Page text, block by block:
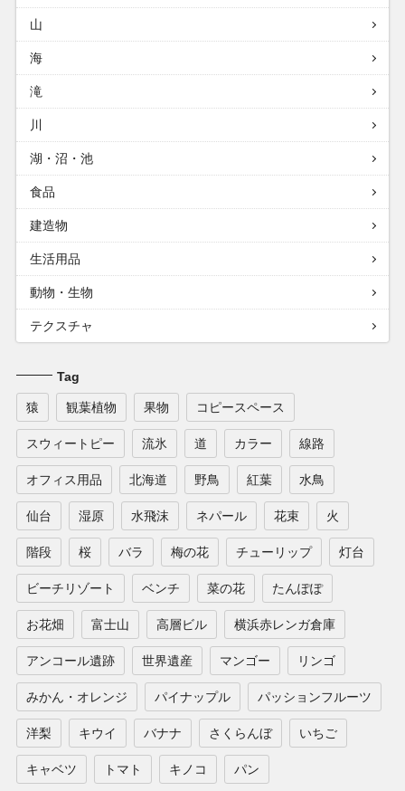
山
海
滝
川
湖・沼・池
食品
建造物
生活用品
動物・生物
テクスチャ
Tag
猿 観葉植物 果物 コピースペース
スウィートピー 流氷 道 カラー 線路
オフィス用品 北海道 野鳥 紅葉 水鳥
仙台 湿原 水飛沫 ネパール 花束 火
階段 桜 バラ 梅の花 チューリップ 灯台
ビーチリゾート ベンチ 菜の花 たんぽぽ
お花畑 富士山 高層ビル 横浜赤レンガ倉庫
アンコール遺跡 世界遺産 マンゴー リンゴ
みかん・オレンジ パイナップル パッションフルーツ
洋梨 キウイ バナナ さくらんぼ いちご
キャベツ トマト キノコ パン